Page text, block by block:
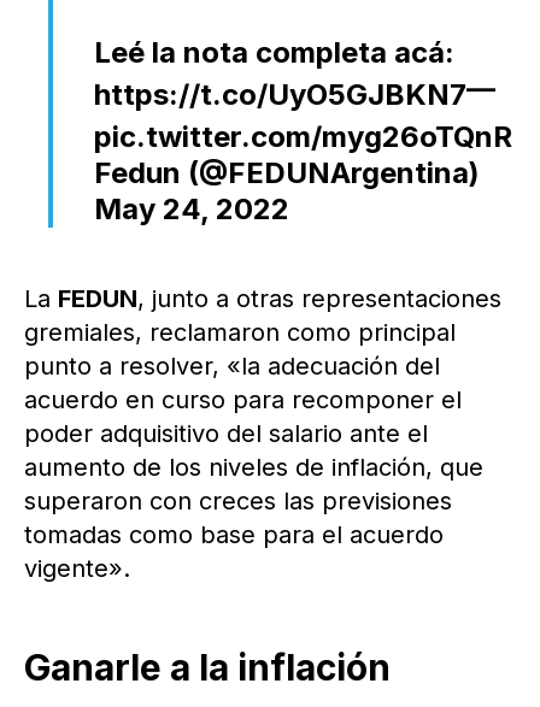
Leé la nota completa acá:
https://t.co/UyO5GJBKN7
pic.twitter.com/myg26oTQnR
—
Fedun (@FEDUNArgentina)
May 24, 2022
La FEDUN, junto a otras representaciones
gremiales, reclamaron como principal
punto a resolver, «la adecuación del
acuerdo en curso para recomponer el
poder adquisitivo del salario ante el
aumento de los niveles de inflación, que
superaron con creces las previsiones
tomadas como base para el acuerdo
vigente».
Ganarle a la inflación